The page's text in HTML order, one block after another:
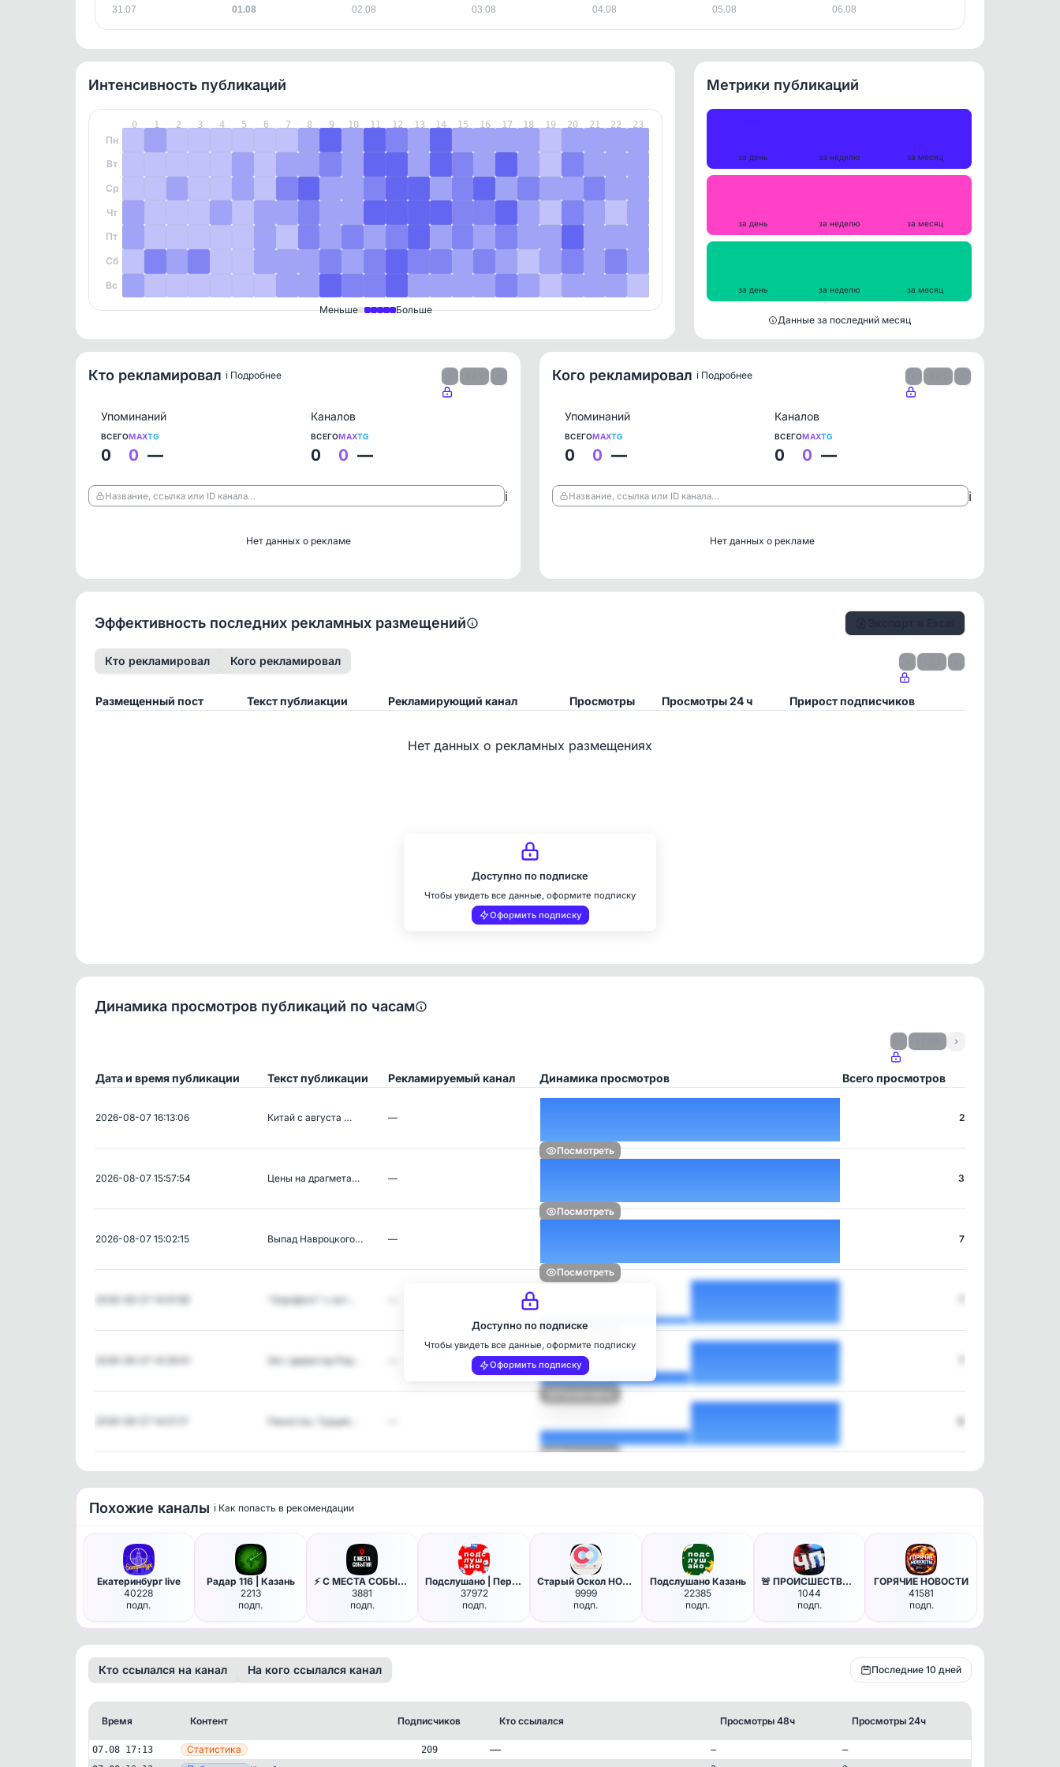
31.07 01.08 02.08 03.08 04.08 05.08 06.08
Интенсивность публикаций
0 1 2 3 4 5 6 7 8 9 10 11 12 13 14 15 16 17 18 19 20 21 22 23
Пн
Вт
Ср
Чт
Пт
Сб
Вс
Меньше Больше
Метрики публикаций
за день за неделю за месяц
за день за неделю за месяц
за день за неделю за месяц
Данные за последний месяц
Кто рекламировал ℹ️ Подробнее
Упоминаний
ВСЕГО
0
MAX
0
TG
—
Каналов
ВСЕГО
0
MAX
0
TG
—
Название, ссылка или ID канала… ℹ️
Нет данных о рекламе
Кого рекламировал ℹ️ Подробнее
Упоминаний
ВСЕГО
0
MAX
0
TG
—
Каналов
ВСЕГО
0
MAX
0
TG
—
Название, ссылка или ID канала… ℹ️
Нет данных о рекламе
Эффективность последних рекламных размещений
Кто рекламировал Кого рекламировал
Размещенный пост Текст публиакции Рекламирующий канал Просмотры Просмотры 24 ч Прирост подписчиков
Нет данных о рекламных размещениях
Доступно по подписке
Чтобы увидеть все данные, оформите подписку
Оформить подписку
Динамика просмотров публикаций по часам
›
Дата и время публикации Текст публикации Рекламируемый канал Динамика просмотров Всего просмотров
2026-08-07 16:13:06 Китай с августа … —
Посмотреть
2
2026-08-07 15:57:54 Цены на драгмета… —
Посмотреть
3
2026-08-07 15:02:15 Выпад Навроцкого… —
Посмотреть
7
"Аэрофлот" с окт…
Посмотреть
Экс-директор Pop…
Посмотреть
Пакистан, Турция…
Посмотреть
Доступно по подписке
Чтобы увидеть все данные, оформите подписку
Оформить подписку
Похожие каналы ℹ️ Как попасть в рекомендации
Екатеринбург live
40228
подп.
Радар 116 | Казань
2213
подп.
⚡️ С МЕСТА СОБЫТИЯ - актуальн…
3881
подп.
Подслушано | Пермь
37972
подп.
Старый Оскол НОВОСТИ
9999
подп.
Подслушано Казань
22385
подп.
🚨 ПРОИСШЕСТВИЯ - предупрежден…
1044
подп.
ГОРЯЧИЕ НОВОСТИ
41581
подп.
Кто ссылался на канал На кого ссылался канал Последние 10 дней
Время Контент Подписчиков Кто ссылался Просмотры 48ч Просмотры 24ч
07.08 17:13 Статистика 209 — —
—